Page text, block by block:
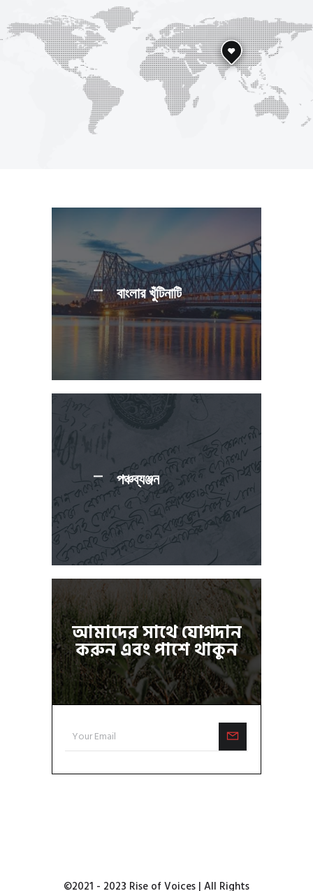
বাংলার খুঁটিনাটি
পঞ্চব্যঞ্জন
আমাদের সাথে যোগদান
করুন এবং পাশে থাকুন
©2021 - 2023 Rise of Voices | All Rights